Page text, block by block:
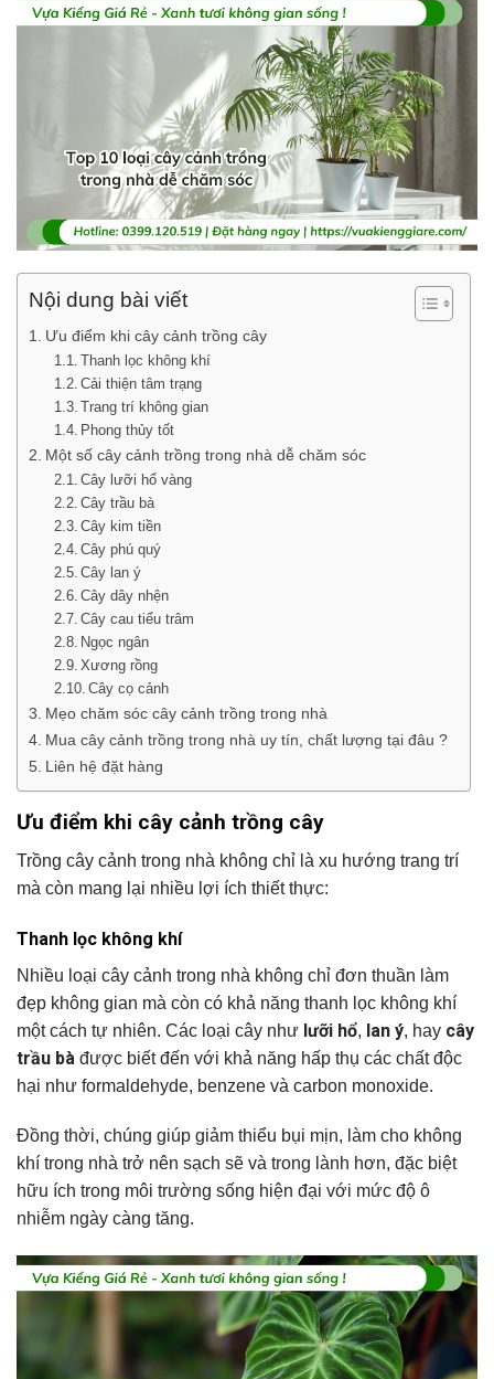
Nội dung bài viết
Ưu điểm khi cây cảnh trồng cây
Thanh lọc không khí
Cải thiện tâm trạng
Trang trí không gian
Phong thủy tốt
Một số cây cảnh trồng trong nhà dễ chăm sóc
Cây lưỡi hổ vàng
Cây trầu bà
Cây kim tiền
Cây phú quý
Cây lan ý
Cây dây nhện
Cây cau tiểu trâm
Ngọc ngân
Xương rồng
Cây cọ cảnh
Mẹo chăm sóc cây cảnh trồng trong nhà
Mua cây cảnh trồng trong nhà uy tín, chất lượng tại đâu ?
Liên hệ đặt hàng
Ưu điểm khi cây cảnh trồng cây
Trồng cây cảnh trong nhà không chỉ là xu hướng trang trí
mà còn mang lại nhiều lợi ích thiết thực:
Thanh lọc không khí
Nhiều loại cây cảnh trong nhà không chỉ đơn thuần làm
đẹp không gian mà còn có khả năng thanh lọc không khí
một cách tự nhiên. Các loại cây như lưỡi hổ, lan ý, hay cây
trầu bà được biết đến với khả năng hấp thụ các chất độc
hại như formaldehyde, benzene và carbon monoxide.
Đồng thời, chúng giúp giảm thiểu bụi mịn, làm cho không
khí trong nhà trở nên sạch sẽ và trong lành hơn, đặc biệt
hữu ích trong môi trường sống hiện đại với mức độ ô
nhiễm ngày càng tăng.